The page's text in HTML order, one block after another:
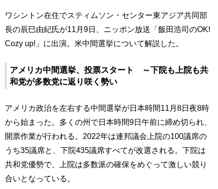
ワシントン在住でスティムソン・センター東アジア共同部
長の辰巳由紀氏が11月9日、ニッポン放送「飯田浩司のOK!
Cozy up!」に出演。米中間選挙について解説した。
アメリカ中間選挙、投票スタート ～下院も上院も共
和党が多数党に返り咲く勢い
アメリカ政治を左右する中間選挙が日本時間11月8日夜8時
から始まった。多くの州で日本時間9日午前に締め切られ、
開票作業が行われる。2022年は連邦議会上院の100議席の
うち35議席と、下院435議席すべてが改選される。下院は
共和党優勢で、上院は多数派の確保をめぐって激しい競り
合いとなっている。